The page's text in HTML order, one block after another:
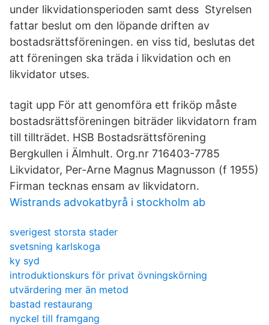
under likvidationsperioden samt dess Styrelsen
fattar beslut om den löpande driften av
bostadsrättsföreningen. en viss tid, beslutas det
att föreningen ska träda i likvidation och en
likvidator utses.
tagit upp För att genomföra ett friköp måste
bostadsrättsföreningen biträder likvidatorn fram
till tillträdet. HSB Bostadsrättsförening
Bergkullen i Älmhult. Org.nr 716403-7785
Likvidator, Per-Arne Magnus Magnusson (f 1955)
Firman tecknas ensam av likvidatorn.
Wistrands advokatbyrå i stockholm ab
sverigest storsta stader
svetsning karlskoga
ky syd
introduktionskurs för privat övningskörning
utvärdering mer än metod
bastad restaurang
nyckel till framgang